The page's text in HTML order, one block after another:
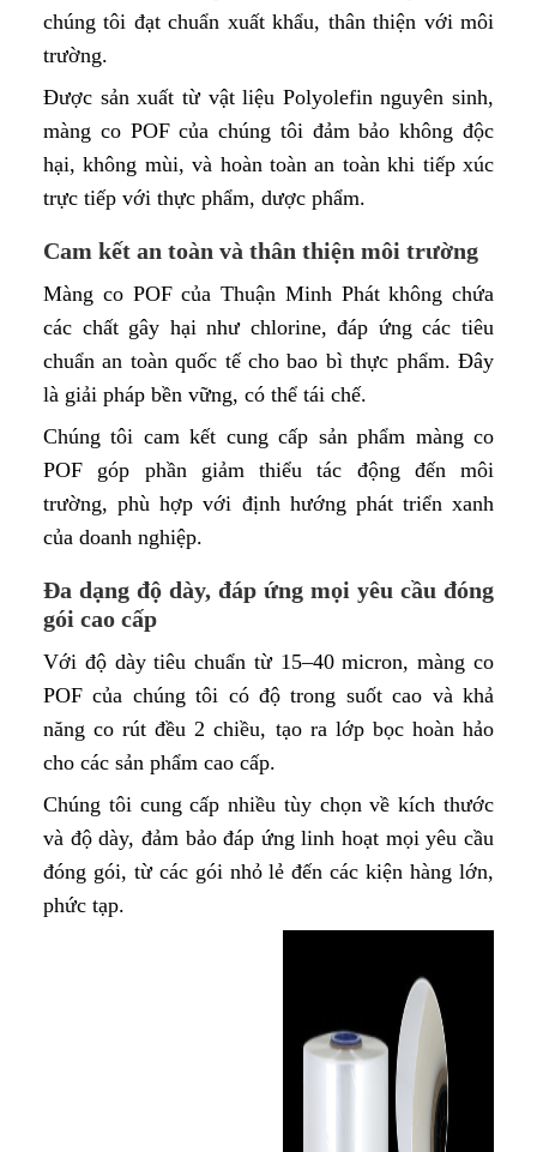
chúng tôi đạt chuẩn xuất khẩu, thân thiện với môi
trường.
Được sản xuất từ vật liệu Polyolefin nguyên sinh,
màng co POF của chúng tôi đảm bảo không độc
hại, không mùi, và hoàn toàn an toàn khi tiếp xúc
trực tiếp với thực phẩm, dược phẩm.
Cam kết an toàn và thân thiện môi trường
Màng co POF của Thuận Minh Phát không chứa
các chất gây hại như chlorine, đáp ứng các tiêu
chuẩn an toàn quốc tế cho bao bì thực phẩm. Đây
là giải pháp bền vững, có thể tái chế.
Chúng tôi cam kết cung cấp sản phẩm màng co
POF góp phần giảm thiểu tác động đến môi
trường, phù hợp với định hướng phát triển xanh
của doanh nghiệp.
Đa dạng độ dày, đáp ứng mọi yêu cầu đóng
gói cao cấp
Với độ dày tiêu chuẩn từ 15–40 micron, màng co
POF của chúng tôi có độ trong suốt cao và khả
năng co rút đều 2 chiều, tạo ra lớp bọc hoàn hảo
cho các sản phẩm cao cấp.
Chúng tôi cung cấp nhiều tùy chọn về kích thước
và độ dày, đảm bảo đáp ứng linh hoạt mọi yêu cầu
đóng gói, từ các gói nhỏ lẻ đến các kiện hàng lớn,
phức tạp.